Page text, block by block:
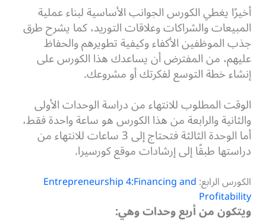
أخيرًا يغطي الكورس الجوانب الأساسية لبناء عملية
المبيعات والشراكات وعلاقات التوريد، كما يشرح طرق
جذب الموظفين الأكفاء وكيفية تطويرهم والحفاظ
عليهم، من المفترض أن يساعدك هذا الكورس على
إنشاء خطة التوسع لفكرتك أو مشروعك.
الوقت المطلوب للانتهاء من دراسة الوحدات الأولى
والثانية والرابعة من هذا الكورس هو ساعة واحدة فقط،
أما الوحدة الثالثة فتحتاج إلى 3 ساعات للانتهاء من
دراستها طبقًا إلى إرشادات موقع كورسيرا.
الكورس الرابع:Entrepreneurship 4:Financing and
Profitability
ويتكون من أربع وحدات وهي: